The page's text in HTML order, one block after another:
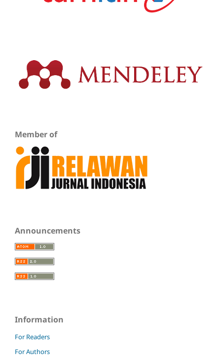
Member of
Announcements
Information
For Readers
For Authors